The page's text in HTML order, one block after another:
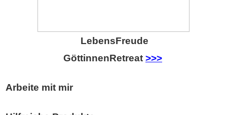
LebensFreude
GöttinnenRetreat >>>
Arbeite mit mir